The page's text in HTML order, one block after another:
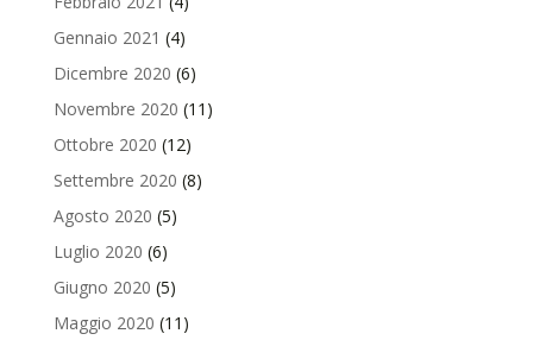
Gennaio 2021 (4)
Dicembre 2020 (6)
Novembre 2020 (11)
Ottobre 2020 (12)
Settembre 2020 (8)
Agosto 2020 (5)
Luglio 2020 (6)
Giugno 2020 (5)
Maggio 2020 (11)